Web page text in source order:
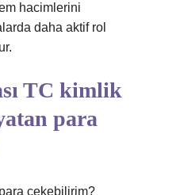
hacimlerini
daha aktif rol
TC kimlik
para
para çekebilirim?